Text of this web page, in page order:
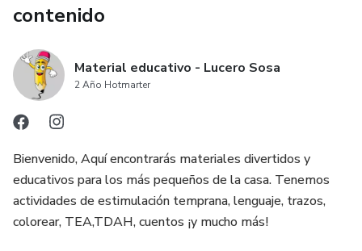
contenido
Material educativo - Lucero Sosa
2 Año Hotmarter
Bienvenido, Aquí encontrarás materiales divertidos y
educativos para los más pequeños de la casa. Tenemos
actividades de estimulación temprana, lenguaje, trazos,
colorear, TEA,TDAH, cuentos ¡y mucho más!